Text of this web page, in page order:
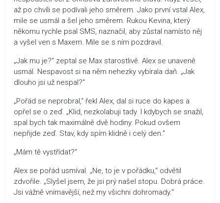
až po chvíli se podívali jeho směrem. Jako první vstal Alex,
mile se usmál a šel jeho směrem. Rukou Kevina, který
někomu rychle psal SMS, naznačil, aby zůstal namísto něj
a vyšel ven s Maxem. Mile se s ním pozdravil.
„Jak mu je?“ zeptal se Max starostlivě. Alex se unaveně
usmál. Nespavost si na něm nehezky vybírala daň. „Jak
dlouho jsi už nespal?“
„Pořád se neprobral,“ řekl Alex, dal si ruce do kapes a
opřel se o zeď. „Klid, nezkolabuji tady. I kdybych se snažil,
spal bych tak maximálně dvě hodiny. Pokud ovšem
nepřijde zeď. Stav, kdy spím klidně i celý den.“
„Mám tě vystřídat?“
Alex se pořád usmíval. „Ne, to je v pořádku,“ odvětil
zdvořile. „Slyšel jsem, že jsi prý našel stopu. Dobrá práce.
Jsi vážně vnímavější, než my všichni dohromady.“